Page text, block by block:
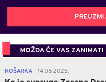
MOŽDA ĆE VAS ZANIMATI
KOŠARKA 14.08.2025.